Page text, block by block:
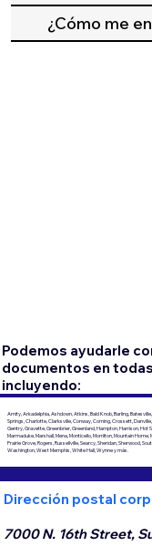
¿Cómo me
Podemos ayudarle
documentos en
incluyendo:
Amity, Arkadelphia, Ashdown, Atkins, Bald Knob, Barling,
Springs, Charlotte, Clarksville, Conway, Corning, Crossett,
Gentry, Gravette, Greenbrier, Greenland, Hampton, Harrison, Hot
Marmaduke, Marshall, Mena, Monticello, Morrilton, Mountain
Prairie Grove, Rogers, Russellville, Searcy, Sheridan, Sherwood,
Washington, West Memphis, White Hall, Wynne y más.
Dirección postal
7000 N. 16th Street,